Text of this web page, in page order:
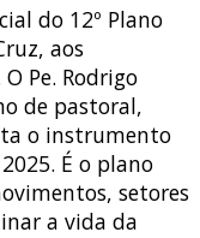
do 12º Plano
aos
Pe. Rodrigo
de pastoral,
o instrumento
É o plano
setores
a vida da